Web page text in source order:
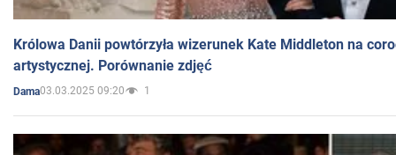
Królowa Danii powtórzyła wizerunek Kate Middleton na
artystycznej. Porównanie zdjęć
Dama03.03.2025 09:20 1